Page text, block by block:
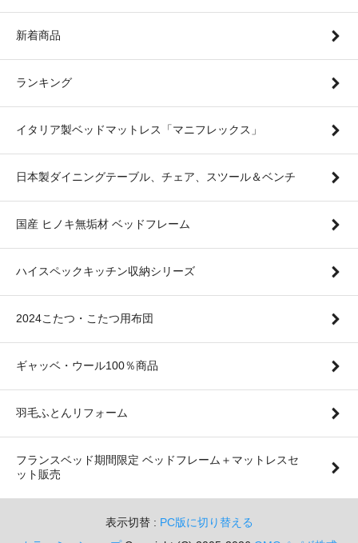
新着商品
ランキング
イタリア製ベッドマットレス「マニフレックス」
日本製ダイニングテーブル、チェア、スツール＆ベンチ
国産 ヒノキ無垢材 ベッドフレーム
ハイスペックキッチン収納シリーズ
2024こたつ・こたつ用布団
ギャッベ・ウール100％商品
羽毛ふとんリフォーム
フランスベッド期間限定 ベッドフレーム＋マットレスセ
ット販売
表示切替 : PC版に切り替える